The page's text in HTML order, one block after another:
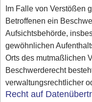
Im Falle von Verstößen
Betroffenen ein
Aufsichtsbehörde,
gewöhnlichen
Orts des mutmaßlichen
Beschwerderecht
verwaltungsrechtlicher
Recht auf